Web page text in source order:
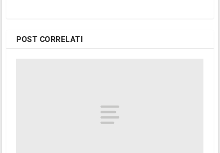
POST CORRELATI